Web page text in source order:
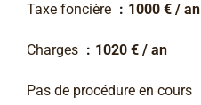
Taxe foncière 1000 € / an
Charges 1020 € / an
Pas de procédure en cours